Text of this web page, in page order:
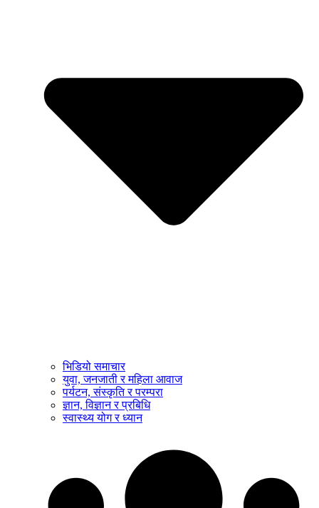
भिडियो समाचार
युवा, जनजाती र महिला आवाज
पर्यटन, संस्कृति र परम्परा
ज्ञान, विज्ञान र प्रबिधि
स्वास्थ्य योग र ध्यान